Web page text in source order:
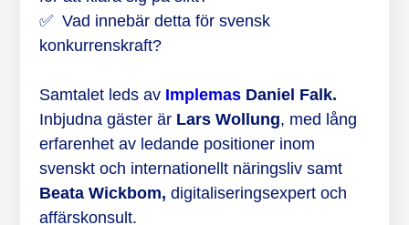
✅ Vad innebär detta för svensk
konkurrenskraft?
Samtalet leds av Implemas Daniel Falk.
Inbjudna gäster är Lars Wollung, med lång
erfarenhet av ledande positioner inom
svenskt och internationellt näringsliv samt
Beata Wickbom, digitaliseringsexpert och
affärskonsult.